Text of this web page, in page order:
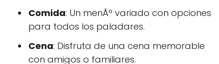
Comida: Un menÃº variado con opciones
para todos los paladares.
Cena: Disfruta de una cena memorable
con amigos o familiares.